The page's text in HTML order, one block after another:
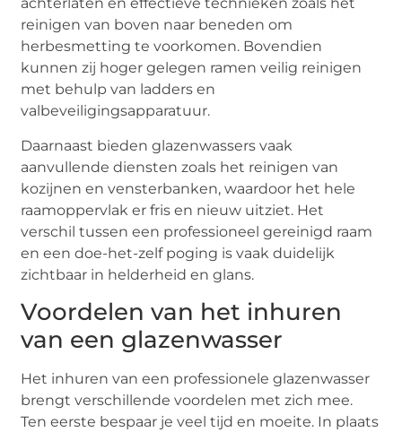
achterlaten en effectieve technieken zoals het
reinigen van boven naar beneden om
herbesmetting te voorkomen. Bovendien
kunnen zij hoger gelegen ramen veilig reinigen
met behulp van ladders en
valbeveiligingsapparatuur.
Daarnaast bieden glazenwassers vaak
aanvullende diensten zoals het reinigen van
kozijnen en vensterbanken, waardoor het hele
raamoppervlak er fris en nieuw uitziet. Het
verschil tussen een professioneel gereinigd raam
en een doe-het-zelf poging is vaak duidelijk
zichtbaar in helderheid en glans.
Voordelen van het inhuren
van een glazenwasser
Het inhuren van een professionele glazenwasser
brengt verschillende voordelen met zich mee.
Ten eerste bespaar je veel tijd en moeite. In plaats